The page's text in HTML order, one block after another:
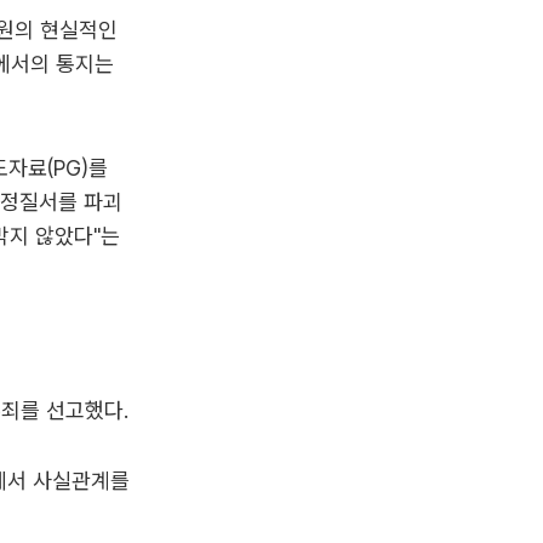
의 현실적인
서의 통지는
자료(PG)를
질서를 파괴
지 않았다"는
를 선고했다.
서 사실관계를